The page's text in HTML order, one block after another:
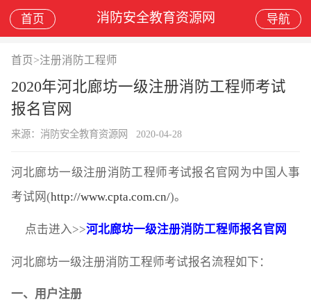
首页 消防安全教育资源网 导航
首页 >注册消防工程师
2020年河北廊坊一级注册消防工程师考试
报名官网
来源：消防安全教育资源网 2020-04-28
河北廊坊一级注册消防工程师考试报名官网为中国人事
考试网(http://www.cpta.com.cn/)。
点击进入>>河北廊坊一级注册消防工程师报名官网
河北廊坊一级注册消防工程师考试报名流程如下：
一、用户注册